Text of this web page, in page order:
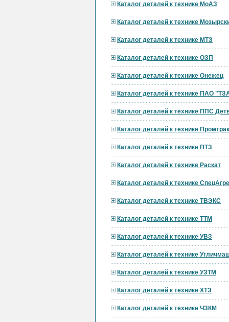
Каталог деталей к технике МоАЗ
Каталог деталей к технике
Каталог деталей к технике МТЗ
Каталог деталей к технике ОЗП
Каталог деталей к технике Онежец
Каталог деталей к технике ПАО
Каталог деталей к технике ППС
Каталог деталей к технике
Каталог деталей к технике ПТЗ
Каталог деталей к технике Раскат
Каталог деталей к технике
Каталог деталей к технике ТВЭКС
Каталог деталей к технике ТТМ
Каталог деталей к технике УВЗ
Каталог деталей к технике
Каталог деталей к технике УЗТМ
Каталог деталей к технике ХТЗ
Каталог деталей к технике ЧЗКМ